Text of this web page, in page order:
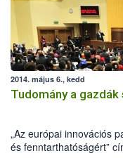
2014. május 6., kedd
Tudomány a
„Az európai innovációs
és fenntarthatóságért”